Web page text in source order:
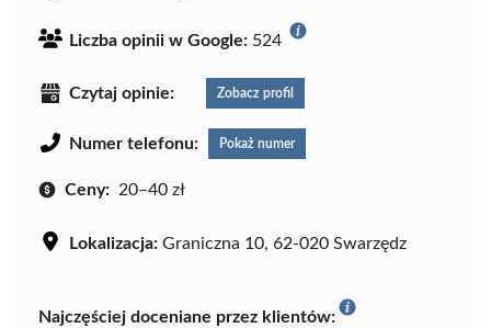
Liczba opinii w Google: 524
Czytaj opinie: Zobacz profil
Numer telefonu: Pokaż numer
Ceny: 20–40 zł
Lokalizacja: Graniczna 10, 62-020 Swarzędz
Najczęściej doceniane przez klientów: